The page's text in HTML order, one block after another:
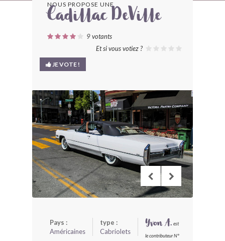
ARCHIVES
LES CONTRIBUTEURS
LE BLOG
BONJOURLAVIEILLE ?
MODÈLES ET MARQUES
COMMENT FONCTIONNE BLV ?
NOUS PROPOSE UNE
Cadillac DeVille
9votants
Et si vous votiez ?
JE VOTE !
Pays :
Américaines
type :
Cabriolets
Yvon A. est
le contributeur N°